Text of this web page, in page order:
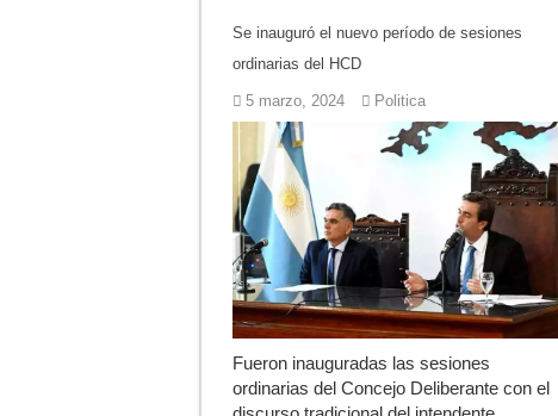
Se inauguró el nuevo período de sesiones
ordinarias del HCD
5 marzo, 2024 Politica
Fueron inauguradas las sesiones
ordinarias del Concejo Deliberante con el